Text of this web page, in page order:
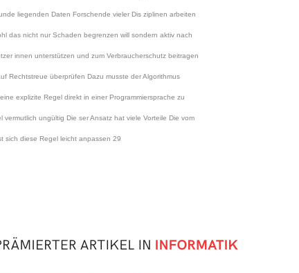
liegenden Daten Forschende vieler Dis ziplinen arbeiten
das nicht nur Schaden begrenzen will sondern aktiv nach
innen unterstützen und zum Verbraucherschutz beitragen
Rechtstreue überprüfen Dazu musste der Algorithmus
explizite Regel direkt in einer Programmiersprache zu
ungültig Die ser Ansatz hat viele Vorteile Die vom
sich diese Regel leicht anpassen 29